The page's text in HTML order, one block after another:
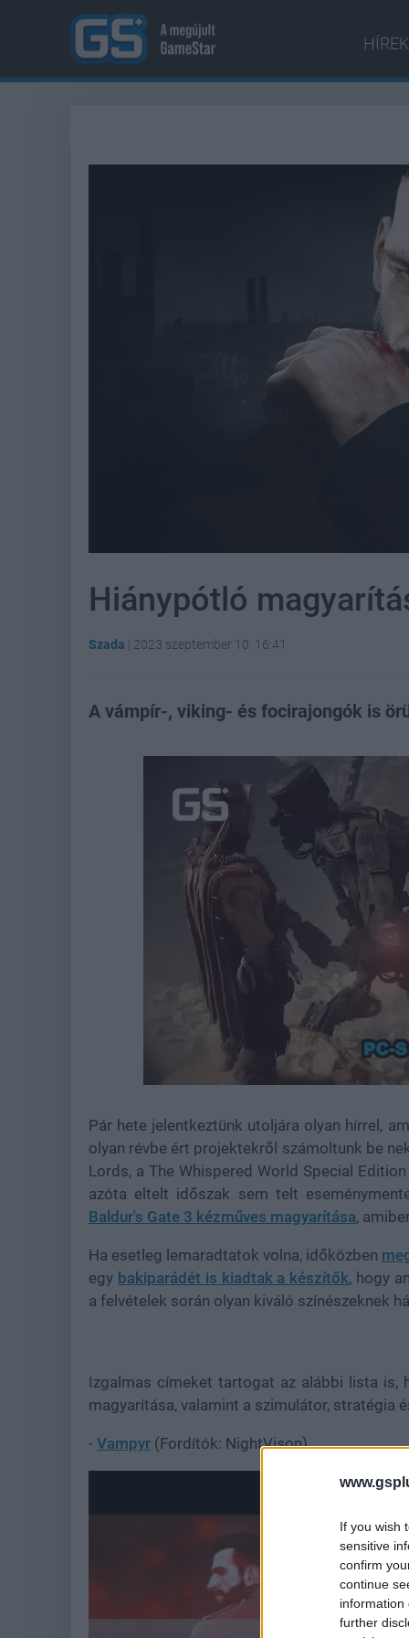
If you wish
sensitive
confirm
continue
information
further
HÍREK
Hiánypótló
Szada | 2023 szeptember 10. 16:41
A vámpír-, viking- és focirajongók is
44.57%
Pár hete jelentkeztünk utoljára olyan hírrel,
olyan révbe ért projektekről számoltunk be
Lords, a The Whispered World Special
azóta eltelt időszak sem telt
Baldur's Gate 3 kézműves magyarítása,
Ha esetleg lemaradtatok volna, időközben
egy bakiparádét is kiadtak a készítők, hogy
a felvételek során olyan kiváló színészeknek
Izgalmas címeket tartogat az alábbi lista is,
magyarítása, valamint a szimulátor, stratégia
- Vampyr (Fordítók: NightVison)